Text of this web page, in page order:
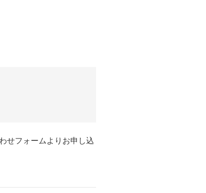
せフォームよりお申し込